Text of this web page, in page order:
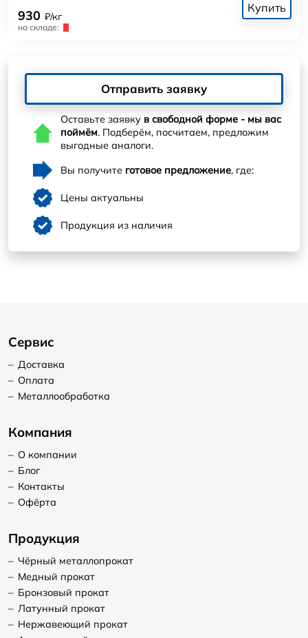
930 ₽/кг
на складе:
Купить
Отправить заявку
Оставьте заявку в свободной форме - мы вас
поймём. Подберём, посчитаем, предложим
выгодные аналоги.
Вы получите готовое предложение, где:
Цены актуальны
Продукция из наличия
Сервис
– Доставка
– Оплата
– Металлообработка
Компания
– О компании
– Блог
– Контакты
– Офёрта
Продукция
– Чёрный металлопрокат
– Медный прокат
– Бронзовый прокат
– Латунный прокат
– Нержавеющий прокат